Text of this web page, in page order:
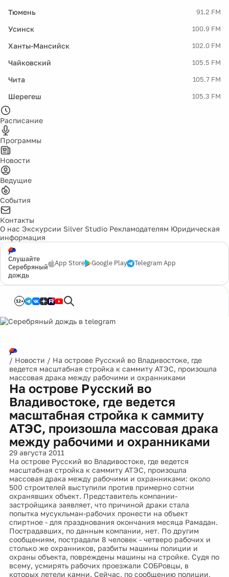
Тюмень 91.2 FM
Усинск 100.9 FM
Ханты-Мансийск 102.0 FM
Чайковский 105.5 FM
Чита 105.7 FM
Шерегеш 105.3 FM
Расписание
Программы
Новости
Ведущие
События
Контакты
О нас Экскурсии Silver Studio Рекламодателям Юридическая
информация
Слушайте
Серебряный
дождь
App Store Google Play Telegram App
12+
/ Новости / На острове Русский во Владивостоке, где
ведется масштабная стройка к саммиту АТЭС, произошла
массовая драка между рабочими и охранниками
На острове Русский во
Владивостоке, где ведется
масштабная стройка к саммиту
АТЭС, произошла массовая драка
между рабочими и охранниками
29 августа 2011
На острове Русский во Владивостоке, где ведется
масштабная стройка к саммиту АТЭС, произошла
массовая драка между рабочими и охранниками: около
500 строителей выступили против примерно сотни
охранявших объект. Представитель компании-
застройщика заявляет, что причиной драки стала
попытка мусукльман-рабочих пронести на объект
спиртное - для празднования окончания месяца Рамадан.
Пострадавших, по данным компании, нет. По другим
сообщениям, пострадали 8 человек - четверо рабочих и
столько же охранников, разбиты машины полиции и
охраны объекта, повреждены машины на стройке. Судя по
всему, усмирять рабочих проезжали СОБРовцы, в
которых летели камни. Сейчас, по сообщению полиции,